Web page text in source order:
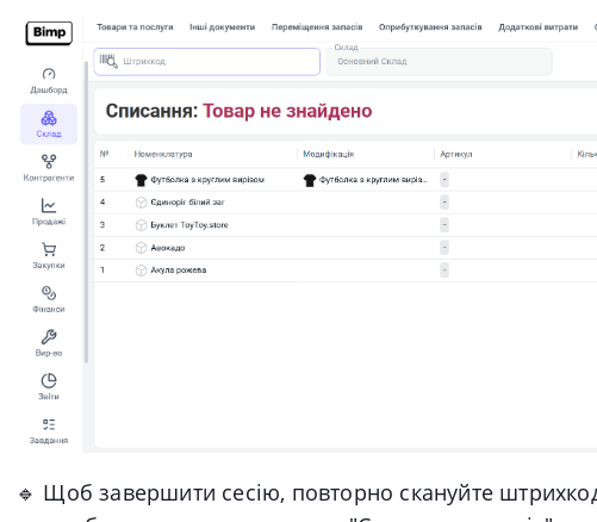
🔹 Щобзавершити сесію, повторно скануйте